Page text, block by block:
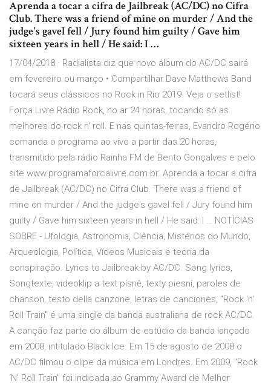
Aprenda a tocar a cifra de Jailbreak (AC/DC) no Cifra
Club. There was a friend of mine on murder / And the
judge's gavel fell / Jury found him guilty / Gave him
sixteen years in hell / He said: I …
17/04/2018 · Radialista diz que novo álbum do AC/DC sairá
em fevereiro ou março • Compartilhar Dave Matthews Band
tocará seus clássicos no Rock in Rio 2019. Veja o setlist!
Força Livre Rádio Rock, no ar 24 horas, tocando só as
melhores do rock n' roll. E nas quintas-feiras, Evandro Rogério
comanda o programa ao vivo a partir das 20 horas,
transmitido pela rádio Rainha FM de Bento Gonçalves e pelo
site www.programaforcalivre.com.br. Aprenda a tocar a cifra
de Jailbreak (AC/DC) no Cifra Club. There was a friend of
mine on murder / And the judge's gavel fell / Jury found him
guilty / Gave him sixteen years in hell / He said: I … NOTÍCIAS
SOBRE - Ufologia, Astronomia, Ciência, Mistérios do Mundo,
Arqueologia, Política, Vídeos Musicais e teoria da
conspiração. Lyrics to Jailbreak by AC/DC. Song lyrics,
Songtexte, videoklip a text písně, texty piesní, paroles de
chanson, testo della canzone, letras de canciones, "Rock 'n'
Roll Train" é uma single da banda australiana de rock AC/DC.
A canção faz parte do álbum de estúdio da banda lançado
em 2008, intitulado Black Ice. Em 15 de agosto de 2008 o
AC/DC filmou o clipe da música em Londres. Em 2009, "Rock
'N' Roll Train" foi indicada ao Grammy Award de Melhor